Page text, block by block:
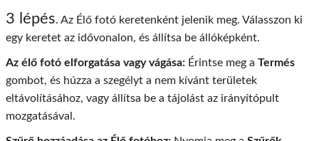
3 lépés. Az Élő fotó keretenként jelenik meg. Válasszon ki
egy keretet az idővonalon, és állítsa be állóképként.
Az élő fotó elforgatása vagy vágása: Érintse meg a Termés
gombot, és húzza a szegélyt a nem kívánt területek
eltávolításához, vagy állítsa be a tájolást az irányítópult
mozgatásával.